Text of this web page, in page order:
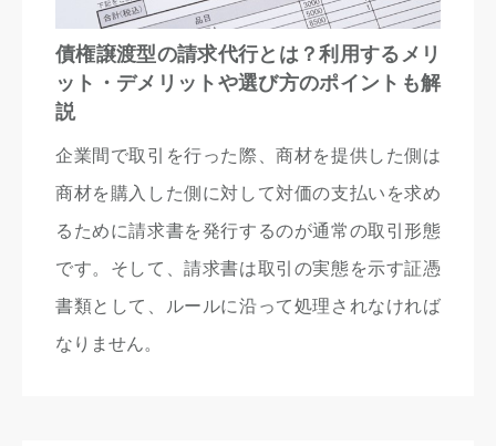
債権譲渡型の請求代行とは？利用するメリ
ット・デメリットや選び方のポイントも解
説
企業間で取引を行った際、商材を提供した側は
商材を購入した側に対して対価の支払いを求め
るために請求書を発行するのが通常の取引形態
です。そして、請求書は取引の実態を示す証憑
書類として、ルールに沿って処理されなければ
なりません。